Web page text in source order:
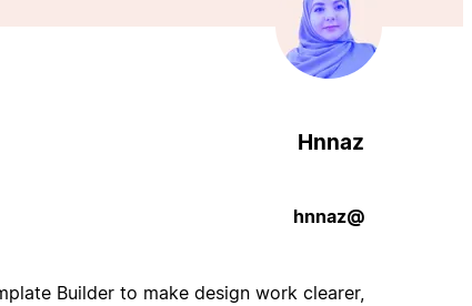
Hnnaz
@hnnaz
Builder to make design work clearer,